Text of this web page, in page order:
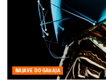
NAJAVE DOGAĐAJA